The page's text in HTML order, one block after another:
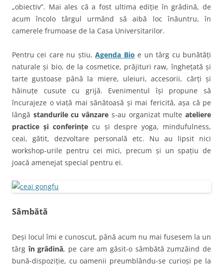
„obiectiv”. Mai ales că a fost ultima ediție în grădină, de
acum încolo târgul urmând să aibă loc înăuntru, în
camerele frumoase de la Casa Universitarilor.
Pentru cei care nu știu,Agenda Bio e un târg cu bunătăți
naturale și bio, de la cosmetice, prăjituri raw, înghețată și
tarte gustoase până la miere, uleiuri, accesorii, cărți și
hăinuțe cusute cu grijă. Evenimentul își propune să
încurajeze o viață mai sănătoasă și mai fericită, așa că pe
lângă standurile cu vânzare s-au organizat multeateliere
practice și conferințe cu și despre yoga, mindufulness,
ceai, gătit, dezvoltare personală etc. Nu au lipsit nici
workshop-urile pentru cei mici, precum și un spațiu de
joacă amenejat special pentru ei.
Sâmbătă
Deși locul îmi e cunoscut, până acum nu mai fusesem la un
târgîn grădină, pe care am găsit-o sâmbătă zumzăind de
bună-dispoziție, cu oamenii preumblându-se curioși pe la